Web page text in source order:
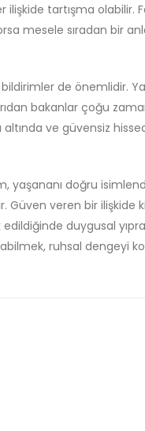
tartışma
mesele sıradan bir
de önemlidir.
bakanlar çoğu
ve güvensiz
yaşananı doğru
Güven veren bir
duygusal
ruhsal dengeyi